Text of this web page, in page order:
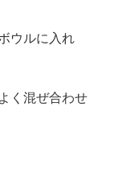
ウルに入れ
く混ぜ合わせ